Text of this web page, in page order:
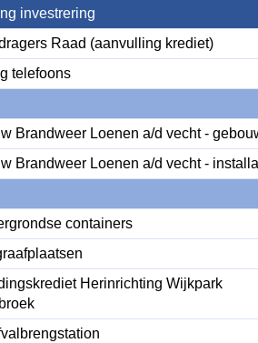
investrering
Raad (aanvulling krediet)
telefoons
Brandweer Loenen a/d vecht -
Brandweer Loenen a/d vecht -
containers
Herinrichting Wijkpark